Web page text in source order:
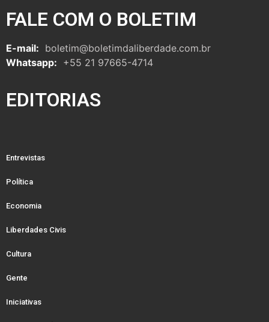
FALE COM O BOLETIM
E-mail: boletim@boletimdaliberdade.com.br
Whatsapp: +55 21 97665-4714
EDITORIAS
Entrevistas
Política
Economia
Liberdades Civis
Cultura
Gente
Iniciativas